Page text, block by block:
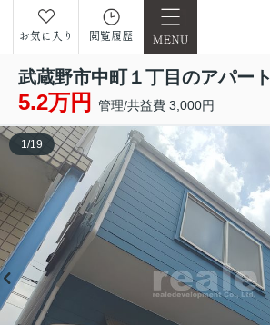
お気に入り 閲覧履歴
武蔵野市中町１丁目のアパート
5.2万円 管理/共益費 3,000円
1 /19